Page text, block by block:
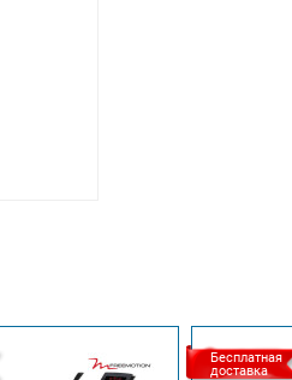
Бесплатная
доставка